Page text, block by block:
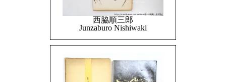
西脇順三郎
Junzaburo Nishiwaki